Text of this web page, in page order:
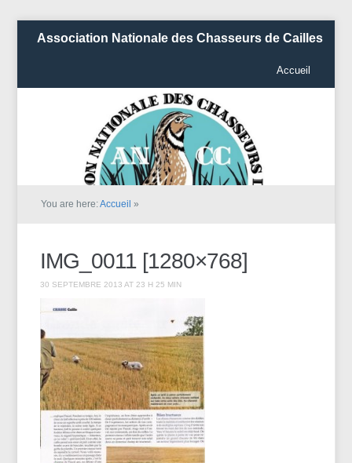
Association Nationale des Chasseurs de Cailles
Accueil
You are here:Accueil »
IMG_0011 [1280×768]
30 SEPTEMBRE 2013 AT 23 H 25 MIN